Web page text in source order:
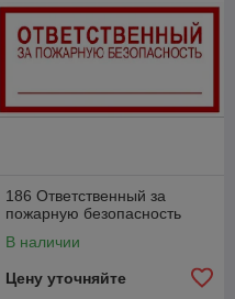
186 Ответственный за
пожарную безопасность
В наличии
Цену уточняйте